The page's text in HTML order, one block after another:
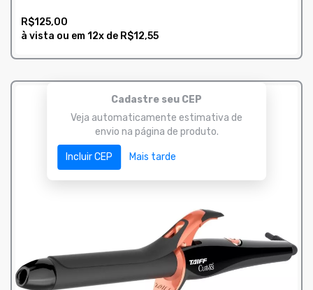
Cadastre seu CEP
Veja automaticamente estimativa de
envio na página de produto.
Incluir CEP Mais tarde
R$125,00
à vista ou em12x de R$12,55
COMPRAR